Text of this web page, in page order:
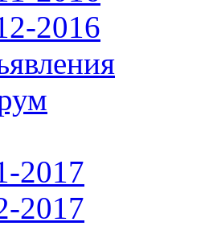
2016
2017
2017